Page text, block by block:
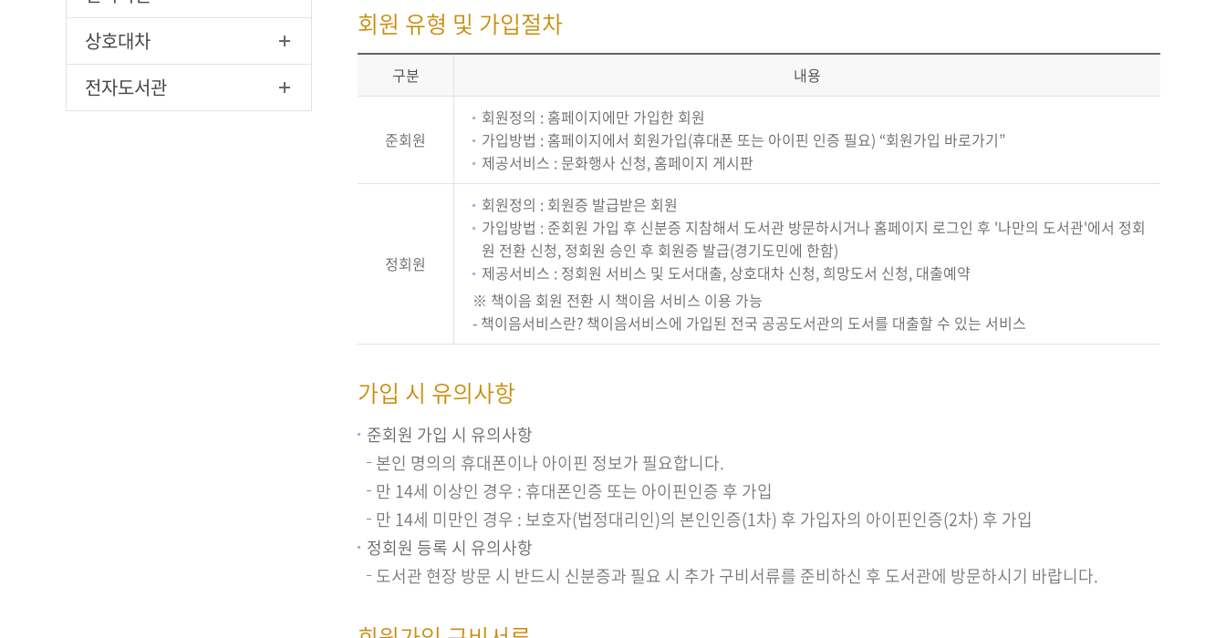
상호대차
전자도서관
회원 유형 및 가입절차
구분 내용
준회원
회원정의 : 홈페이지에만 가입한 회원
가입방법 : 홈페이지에서 회원가입(휴대폰 또는 아이핀 인증 필요) “회원가입 바로가기”
제공서비스 : 문화행사 신청, 홈페이지 게시판
정회원
회원정의 : 회원증 발급받은 회원
가입방법 : 준회원 가입 후 신분증 지참해서 도서관 방문하시거나 홈페이지 로그인 후 '나만의 도서관'에서 정회
원 전환 신청, 정회원 승인 후 회원증 발급(경기도민에 한함)
제공서비스 : 정회원 서비스 및 도서대출, 상호대차 신청, 희망도서 신청, 대출예약
※ 책이음 회원 전환 시 책이음 서비스 이용 가능
- 책이음서비스란? 책이음서비스에 가입된 전국 공공도서관의 도서를 대출할 수 있는 서비스
가입 시 유의사항
준회원 가입 시 유의사항
본인 명의의 휴대폰이나 아이핀 정보가 필요합니다.
만 14세 이상인 경우 : 휴대폰인증 또는 아이핀인증 후 가입
만 14세 미만인 경우 : 보호자(법정대리인)의 본인인증(1차) 후 가입자의 아이핀인증(2차) 후 가입
정회원 등록 시 유의사항
도서관 현장 방문 시 반드시 신분증과 필요 시 추가 구비서류를 준비하신 후 도서관에 방문하시기 바랍니다.